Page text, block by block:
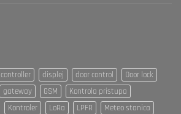
controller displej door control
Door lock
gateway GSM
Kontrola pristupa
Kontroler LoRa LPFR
Meteo stanica